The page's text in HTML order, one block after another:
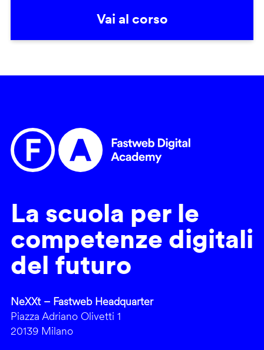
Vai al corso
La scuola per le
competenze digitali
del futuro
NeXXt – Fastweb Headquarter
Piazza Adriano Olivetti 1
20139 Milano